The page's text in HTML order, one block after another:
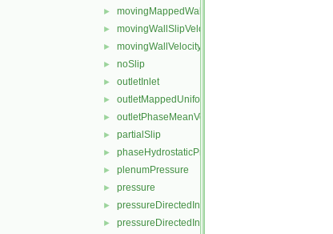
► movingMappedWallVelocity
► movingWallSlipVelocity
► movingWallVelocity
► noSlip
► outletInlet
► outletMappedUniformInlet
► outletPhaseMeanVelocity
► partialSlip
► phaseHydrostaticPressure
► plenumPressure
► pressure
► pressureDirectedInletOutletVelocity
► pressureDirectedInletVelocity